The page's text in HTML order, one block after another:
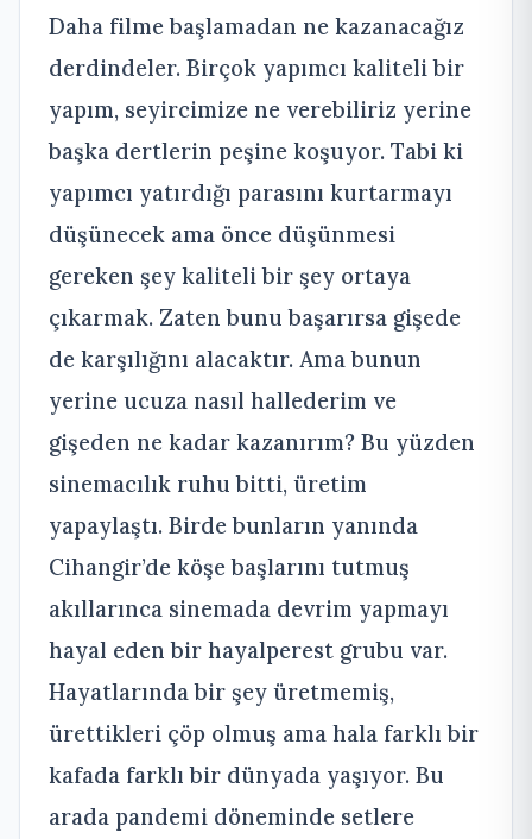
Daha filme başlamadan ne kazanacağız
derdindeler. Birçok yapımcı kaliteli bir
yapım, seyircimize ne verebiliriz yerine
başka dertlerin peşine koşuyor. Tabi ki
yapımcı yatırdığı parasını kurtarmayı
düşünecek ama önce düşünmesi
gereken şey kaliteli bir şey ortaya
çıkarmak. Zaten bunu başarırsa gişede
de karşılığını alacaktır. Ama bunun
yerine ucuza nasıl hallederim ve
gişeden ne kadar kazanırım? Bu yüzden
sinemacılık ruhu bitti, üretim
yapaylaştı. Birde bunların yanında
Cihangir’de köşe başlarını tutmuş
akıllarınca sinemada devrim yapmayı
hayal eden bir hayalperest grubu var.
Hayatlarında bir şey üretmemiş,
ürettikleri çöp olmuş ama hala farklı bir
kafada farklı bir dünyada yaşıyor. Bu
arada pandemi döneminde setlere